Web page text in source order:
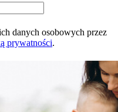
danych osobowych przez
prywatności.